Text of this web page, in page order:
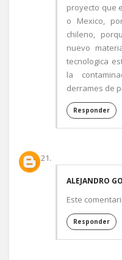
proyecto que
o Mexico,
chileno,
nuevo
tecnologica
la
derrames de
Responder
ALEJANDRO
Este
Responder